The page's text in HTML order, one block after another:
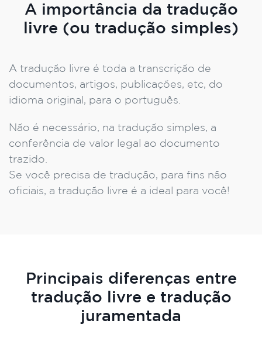
A importância da tradução
livre (ou tradução simples)
A tradução livre é toda a transcrição de
documentos, artigos, publicações, etc, do
idioma original, para o português.
Não é necessário, na tradução simples, a
conferência de valor legal ao documento
trazido.
Se você precisa de tradução, para fins não
oficiais, a tradução livre é a ideal para você!
Principais diferenças entre
tradução livre e tradução
juramentada